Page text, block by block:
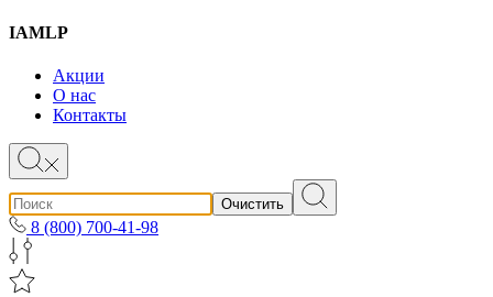
IAMLP
Акции
О нас
Контакты
Очистить
8 (800) 700-41-98